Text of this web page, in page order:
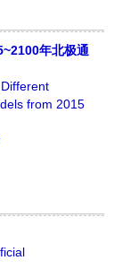
年北极通
from 2015